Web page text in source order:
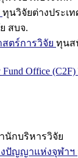
ทุนวิจัยต่างประเท
สบจ.
ตร์การวิจัย ทุนส
Fund Office (C2F)
นักบริหารวิจัย
ปัญญาแห่งจุฬาฯ